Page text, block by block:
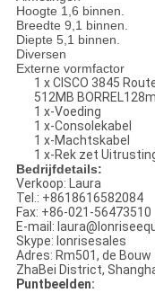
Hoogte 1,6 binnen.
Breedte 9,1 binnen.
Diepte 5,1 binnen.
Diversen
Externe vormfactor
1 x CISCO 3845
512MB
1 x-Voeding
1 x-Consolekabel
1 x-Machtskabel
1 x-Rek zet
Bedrijfdetails:
Verkoop: Laura
Tel.: +8618616582084
Fax: +86-021-56473510
E-mail:
Skype: lonrisesales
Adres: Rm501, de
ZhaBei District,
Puntbeelden: